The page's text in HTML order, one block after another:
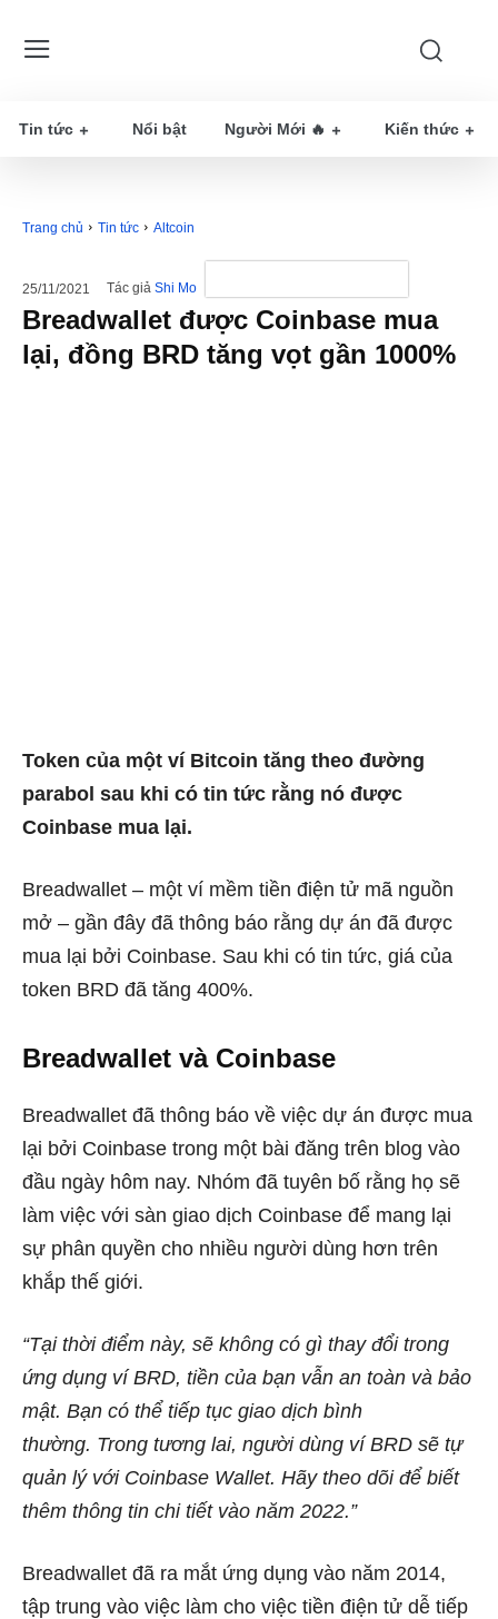
Tin tức Nổi bật Người Mới 🔥 Kiến thức
Trang chủ Tin tức Altcoin
25/11/2021 Tác giả Shi Mo
Breadwallet được Coinbase mua
lại, đồng BRD tăng vọt gần 1000%
Token của một ví Bitcoin tăng theo đường
parabol sau khi có tin tức rằng nó được
Coinbase mua lại.
Breadwallet – một ví mềm tiền điện tử mã nguồn
mở – gần đây đã thông báo rằng dự án đã được
mua lại bởi Coinbase. Sau khi có tin tức, giá của
token BRD đã tăng 400%.
Breadwallet và Coinbase
Breadwallet đã thông báo về việc dự án được mua
lại bởi Coinbase trong một bài đăng trên blog vào
đầu ngày hôm nay. Nhóm đã tuyên bố rằng họ sẽ
làm việc với sàn giao dịch Coinbase để mang lại
sự phân quyền cho nhiều người dùng hơn trên
khắp thế giới.
“Tại thời điểm này, sẽ không có gì thay đổi trong
ứng dụng ví BRD, tiền của bạn vẫn an toàn và bảo
mật. Bạn có thể tiếp tục giao dịch bình
thường. Trong tương lai, người dùng ví BRD sẽ tự
quản lý với Coinbase Wallet. Hãy theo dõi để biết
thêm thông tin chi tiết vào năm 2022.”
Breadwallet đã ra mắt ứng dụng vào năm 2014,
tập trung vào việc làm cho việc tiền điện tử dễ tiếp